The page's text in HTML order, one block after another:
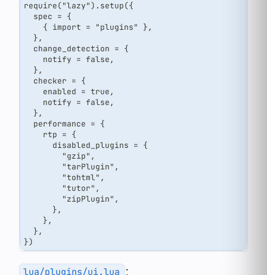
require("lazy").setup({
  spec = {
    { import = "plugins" },
  },
  change_detection = {
    notify = false,
  },
  checker = {
    enabled = true,
    notify = false,
  },
  performance = {
    rtp = {
      disabled_plugins = {
        "gzip",
        "tarPlugin",
        "tohtml",
        "tutor",
        "zipPlugin",
      },
    },
  },
})
lua/plugins/ui.lua ：